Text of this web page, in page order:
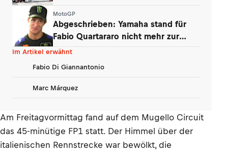
MotoGP
Abgeschrieben: Yamaha stand für
Fabio Quartararo nicht mehr zur
Debatte
Im Artikel erwähnt
Fabio Di Giannantonio
Marc Márquez
Am Freitagvormittag fand auf dem Mugello Circuit
das 45-minütige FP1 statt. Der Himmel über der
italienischen Rennstrecke war bewölkt, die